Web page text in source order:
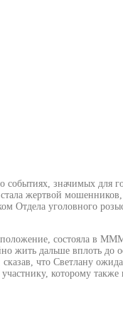
событиях, значимых для
жертвой
Отдела уголовного
состояла в
жить дальше вплоть до
что Светлану
которому